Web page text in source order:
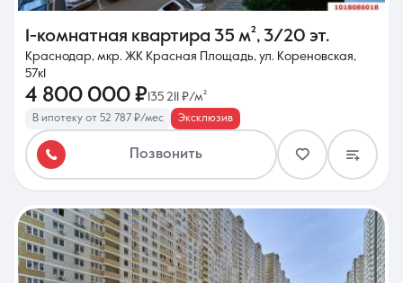
1-комнатная квартира 35 м², 3/20 эт.
Краснодар, мкр. ЖК Красная Площадь, ул. Кореновская,
57к1
4 800 000 ₽ 135 211 ₽/м²
В ипотеку от 52 787 ₽/мес Эксклюзив
Позвонить